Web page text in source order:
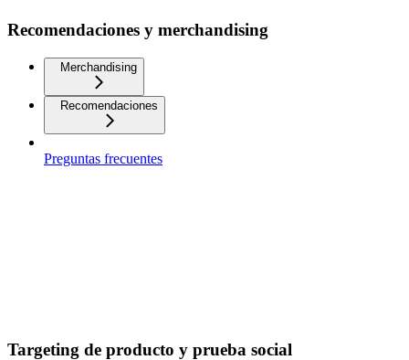
Recomendaciones y merchandising
Merchandising
Recomendaciones
Preguntas frecuentes
Targeting de producto y prueba social